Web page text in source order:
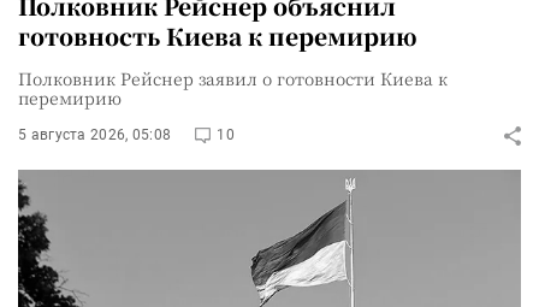
готовность Киева к перемирию
Полковник Рейснер заявил о готовности Киева к
перемирию
5 августа 2026, 05:08 10